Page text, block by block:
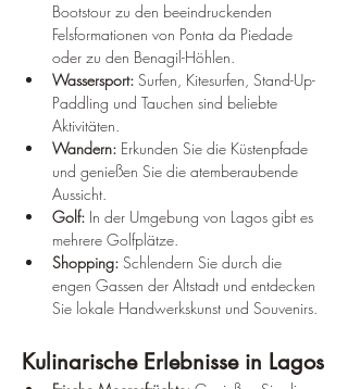
Bootstour zu den beeindruckenden
Felsformationen von Ponta da Piedade
oder zu den Benagil-Höhlen.
Wassersport: Surfen, Kitesurfen, Stand-Up-
Paddling und Tauchen sind beliebte
Aktivitäten.
Wandern: Erkunden Sie die Küstenpfade
und genießen Sie die atemberaubende
Aussicht.
Golf: In der Umgebung von Lagos gibt es
mehrere Golfplätze.
Shopping: Schlendern Sie durch die
engen Gassen der Altstadt und entdecken
Sie lokale Handwerkskunst und Souvenirs.
Kulinarische Erlebnisse in Lagos